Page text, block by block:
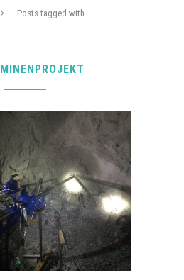
Posts tagged with
MINENPROJEKT